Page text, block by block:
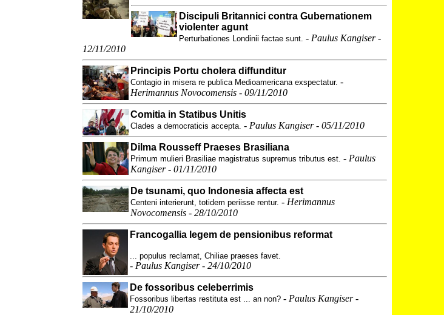
Discipuli Britannici contra Gubernationem
violenter agunt
Perturbationes Londinii factae sunt. - Paulus Kangiser -
12/11/2010
Principis Portu cholera diffunditur
Contagio in misera re publica Medioamericana exspectatur. -
Herimannus Novocomensis - 09/11/2010
Comitia in Statibus Unitis
Clades a democraticis accepta. - Paulus Kangiser - 05/11/2010
Dilma Rousseff Praeses Brasiliana
Primum mulieri Brasiliae magistratus supremus tributus est. - Paulus
Kangiser - 01/11/2010
De tsunami, quo Indonesia affecta est
Centeni interierunt, totidem periisse rentur. - Herimannus
Novocomensis - 28/10/2010
Francogallia legem de pensionibus reformat
... populus reclamat, Chiliae praeses favet.
- Paulus Kangiser - 24/10/2010
De fossoribus celeberrimis
Fossoribus libertas restituta est ... an non? - Paulus Kangiser -
21/10/2010